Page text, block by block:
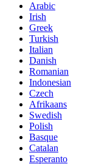
Arabic
Irish
Greek
Turkish
Italian
Danish
Romanian
Indonesian
Czech
Afrikaans
Swedish
Polish
Basque
Catalan
Esperanto